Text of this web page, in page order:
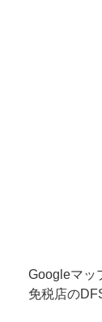
Googleマッ
免税店の